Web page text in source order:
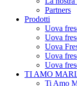
Partners
Prodotti
Uova
Uova
Uova
Uova
Uova
TI AMO
Ti Amo